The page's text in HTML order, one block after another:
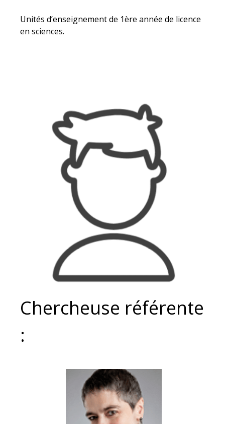
Unités d’enseignement de 1ère année de licence
en sciences.
Chercheuse référente
: